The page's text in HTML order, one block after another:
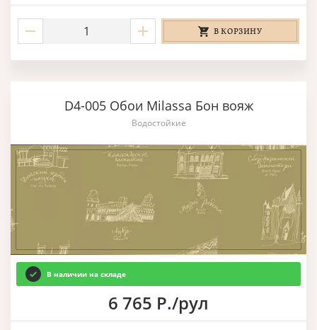
В КОРЗИНУ
D4-005 Обои Milassa Бон вояж
Водостойкие
В наличии на складе
6 765 Р./рул